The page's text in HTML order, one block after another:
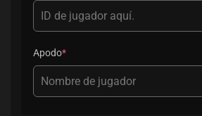
Apodo*